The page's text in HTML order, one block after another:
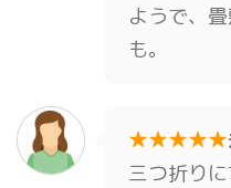
ようで、
も。
★★★★★
三つ折り